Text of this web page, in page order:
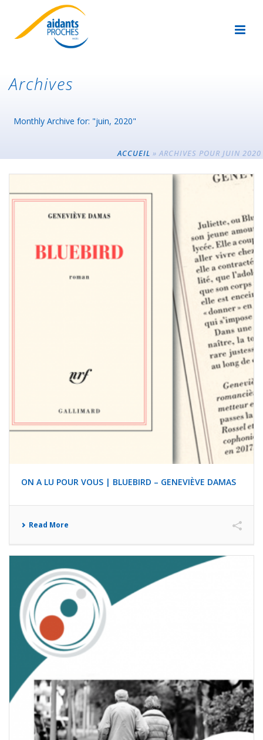
Archives
Monthly Archive for: "juin, 2020"
ACCUEIL »ARCHIVES POUR JUIN 2020
ON A LU POUR VOUS | BLUEBIRD – GENEVIÈVE DAMAS
Read More